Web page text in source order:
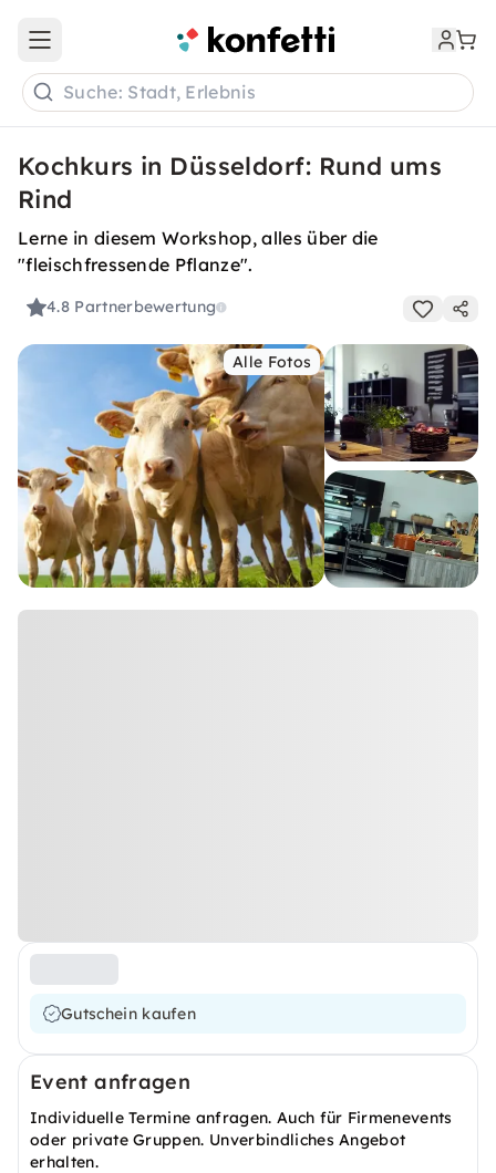
Open main menu
Suche: Stadt, Erlebnis
Kochkurs in Düsseldorf: Rund ums
Rind
Lerne in diesem Workshop, alles über die
"fleischfressende Pflanze".
4.8 Partnerbewertung
Alle Fotos
Gutschein kaufen
Event anfragen
Individuelle Termine anfragen. Auch für Firmenevents
oder private Gruppen. Unverbindliches Angebot
erhalten.